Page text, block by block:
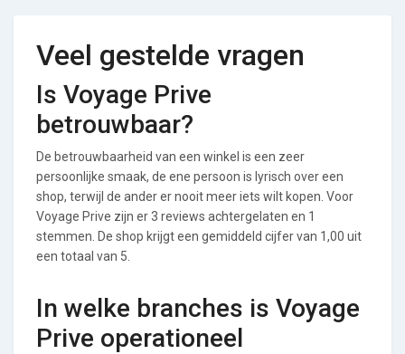
Veel gestelde vragen
Is Voyage Prive
betrouwbaar?
De betrouwbaarheid van een winkel is een zeer
persoonlijke smaak, de ene persoon is lyrisch over een
shop, terwijl de ander er nooit meer iets wilt kopen. Voor
Voyage Prive zijn er 3 reviews achtergelaten en 1
stemmen. De shop krijgt een gemiddeld cijfer van 1,00 uit
een totaal van 5.
In welke branches is Voyage
Prive operationeel